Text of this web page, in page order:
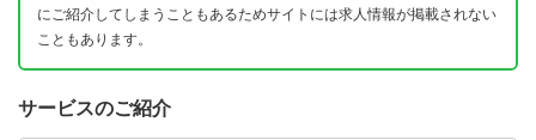
にご紹介してしまうこともあるためサイトには求人情報が掲載されない
こともあります。
サービスのご紹介